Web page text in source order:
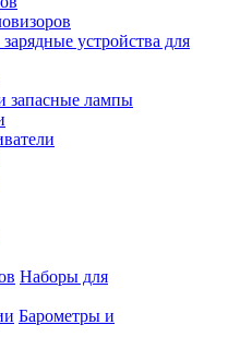
устройства для
запасные лампы
Наборы для
Барометры и